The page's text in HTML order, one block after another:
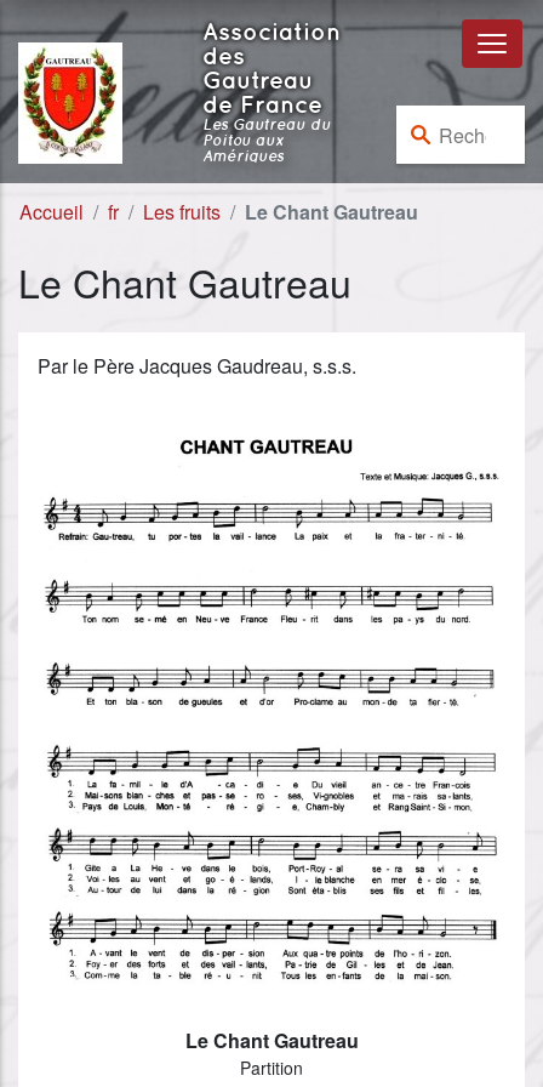
Aller au contenu
Aller à la navigation
Association
des
Gautreau
de France
Les Gautreau du
Poitou aux
Amériques
Rechercher :
Accueil fr Les fruits Le Chant Gautreau
Le Chant Gautreau
Par le Père Jacques Gaudreau, s.s.s.
Le Chant Gautreau
Partition